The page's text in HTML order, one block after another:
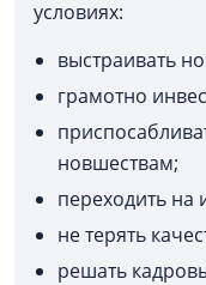
условиях:
выстраивать
грамотно
новшествам;
переходить
не терять
решать